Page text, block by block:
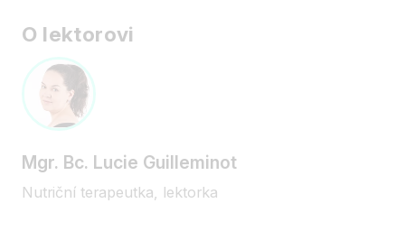
O lektorovi
Mgr. Bc. Lucie Guilleminot
Nutriční terapeutka, lektorka